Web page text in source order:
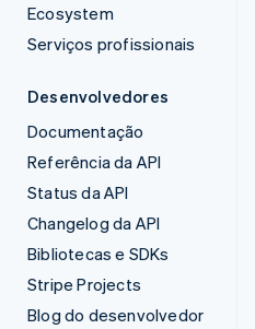
Ecosystem
Serviços profissionais
Desenvolvedores
Documentação
Referência da API
Status da API
Changelog da API
Bibliotecas e SDKs
Stripe Projects
Blog do desenvolvedor